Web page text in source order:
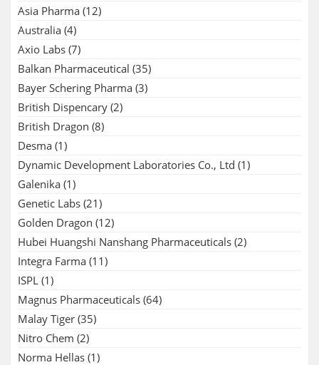
Asia Pharma (12)
Australia (4)
Axio Labs (7)
Balkan Pharmaceutical (35)
Bayer Schering Pharma (3)
British Dispencary (2)
British Dragon (8)
Desma (1)
Dynamic Development Laboratories Co., Ltd (1)
Galenika (1)
Genetic Labs (21)
Golden Dragon (12)
Hubei Huangshi Nanshang Pharmaceuticals (2)
Integra Farma (11)
ISPL (1)
Magnus Pharmaceuticals (64)
Malay Tiger (35)
Nitro Chem (2)
Norma Hellas (1)